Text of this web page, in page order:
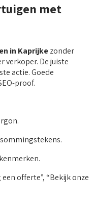
met
in Kaprijkezonder
verkoper. De juiste
actie. Goede
proof.
offerte”, “Bekijk onze